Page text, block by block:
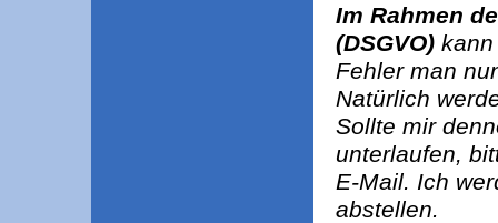
Im Rahmen
(DSGVO)
Fehler man
Natürlich
Sollte mir
unterlaufen,
E-Mail. Ich
abstellen.